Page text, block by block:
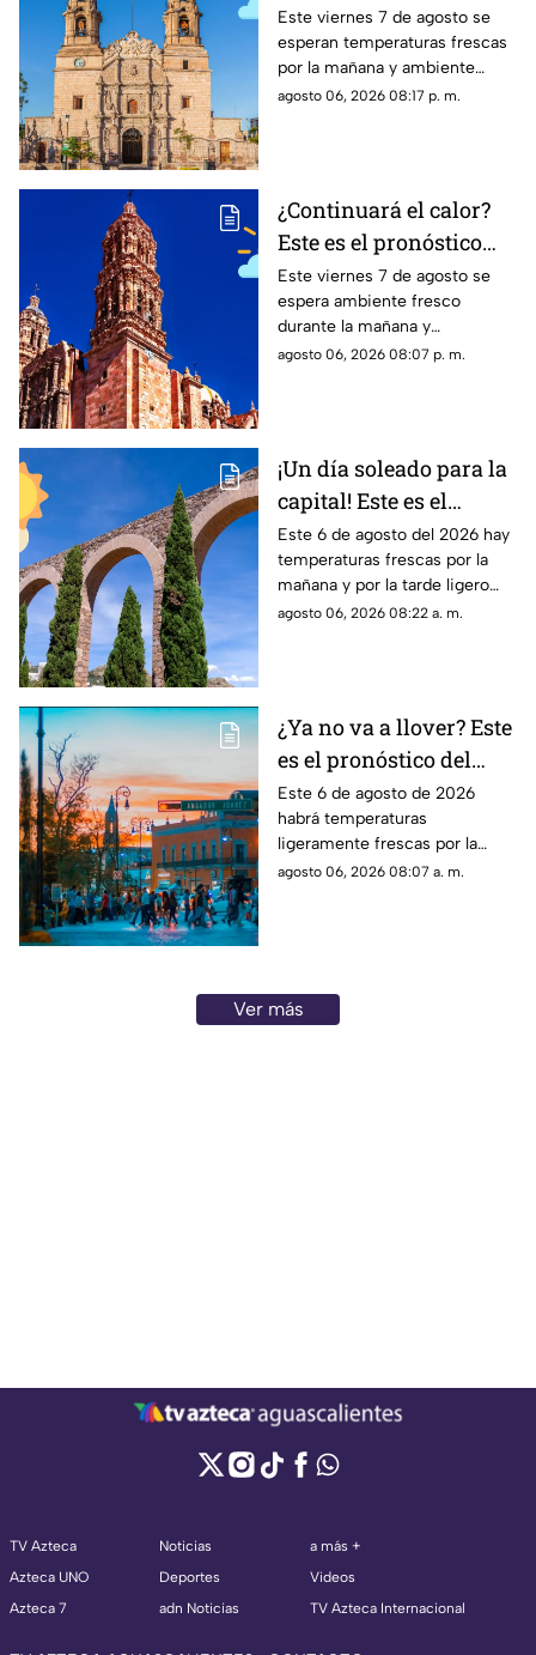
en Aguascalientes HOY
viernes 7 de agosto
Este viernes 7 de agosto se
esperan temperaturas frescas
por la mañana y ambiente
templado a cálido por la tarde;
agosto 06, 2026 08:17 p. m.
¿Continuará el calor?
Este es el pronóstico
del clima en Zacatecas
HOY viernes 7 de
agosto
Este viernes 7 de agosto se
espera ambiente fresco
durante la mañana y
temperaturas cálidas por la
agosto 06, 2026 08:07 p. m.
¡Un día soleado para la
capital! Este es el
pronóstico del clima en
Zacatecas HOY jueves 6
de agosto
Este 6 de agosto del 2026 hay
temperaturas frescas por la
mañana y por la tarde ligero
calor; el clima de hoy en
agosto 06, 2026 08:22 a. m.
¿Ya no va a llover? Este
es el pronóstico del
clima en
Aguascalientes hoy 6
de agosto
Este 6 de agosto de 2026
habrá temperaturas
ligeramente frescas por la
mañana y calor en el día; el
agosto 06, 2026 08:07 a. m.
Ver más
TV Azteca
Azteca UNO
Azteca 7
Noticias
Deportes
adn Noticias
a más +
Videos
TV Azteca Internacional